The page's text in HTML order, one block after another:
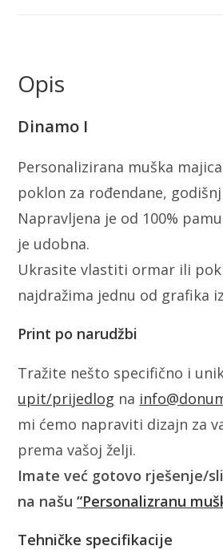
Opis
Dinamo I
Personalizirana muška
poklon za rođendane,
Napravljena je od 100%
je udobna.
Ukrasite vlastiti ormar ili
najdražima jednu od grafika
Print po narudžbi
Tražite nešto specifično i
upit/prijedlog na
mi ćemo napraviti dizajn za
prema vašoj želji.
Imate već gotovo rješenje/
na našu“Personalizranu
Tehničke specifikacije